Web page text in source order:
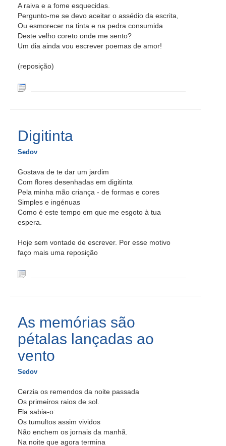
A raiva e a fome esquecidas.
Pergunto-me se devo aceitar o assédio da escrita,
Ou esmorecer na tinta e na pedra consumida
Deste velho coreto onde me sento?
Um dia ainda vou escrever poemas de amor!
(reposição)
Digitinta
Sedov
Gostava de te dar um jardim
Com flores desenhadas em digitinta
Pela minha mão criança - de formas e cores
Simples e ingénuas
Como é este tempo em que me esgoto à tua
espera.
Hoje sem vontade de escrever. Por esse motivo
faço mais uma reposição
As memórias são
pétalas lançadas ao
vento
Sedov
Cerzia os remendos da noite passada
Os primeiros raios de sol.
Ela sabia-o:
Os tumultos assim vividos
Não enchem os jornais da manhã.
Na noite que agora termina